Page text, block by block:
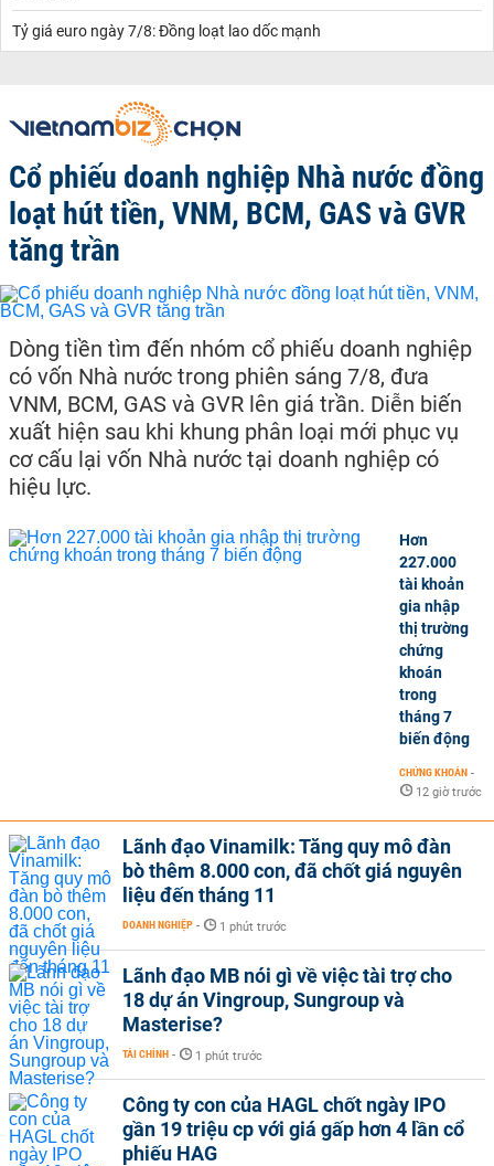
Tỷ giá euro ngày 7/8: Đồng loạt lao dốc mạnh
Cổ phiếu doanh nghiệp Nhà nước đồng
loạt hút tiền, VNM, BCM, GAS và GVR
tăng trần
Dòng tiền tìm đến nhóm cổ phiếu doanh nghiệp
có vốn Nhà nước trong phiên sáng 7/8, đưa
VNM, BCM, GAS và GVR lên giá trần. Diễn biến
xuất hiện sau khi khung phân loại mới phục vụ
cơ cấu lại vốn Nhà nước tại doanh nghiệp có
hiệu lực.
Hơn
227.000
tài khoản
gia nhập
thị trường
chứng
khoán
trong
tháng 7
biến động
CHỨNG KHOÁN -
12 giờ trước
Lãnh đạo Vinamilk: Tăng quy mô đàn
bò thêm 8.000 con, đã chốt giá nguyên
liệu đến tháng 11
DOANH NGHIỆP - 1 phút trước
Lãnh đạo MB nói gì về việc tài trợ cho
18 dự án Vingroup, Sungroup và
Masterise?
TÀI CHÍNH - 1 phút trước
Công ty con của HAGL chốt ngày IPO
gần 19 triệu cp với giá gấp hơn 4 lần cổ
phiếu HAG